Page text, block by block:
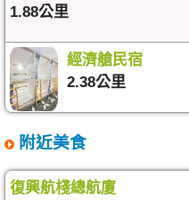
1.88公里
經濟艙民宿
2.38公里
附近美食
復興航棧總航廈